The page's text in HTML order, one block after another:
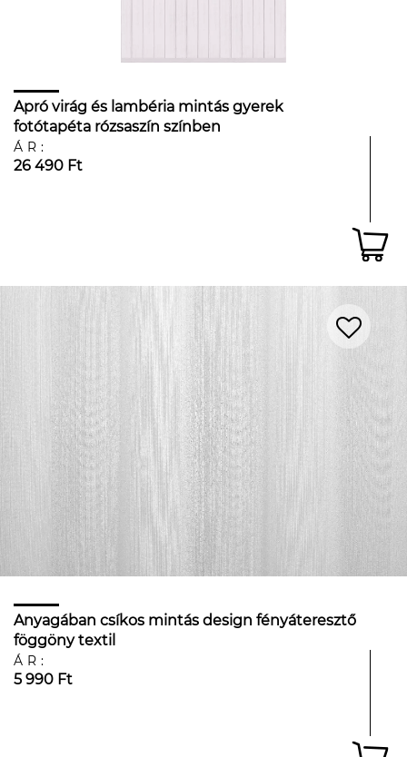
Apró virág és lambéria mintás gyerek
fotótapéta rózsaszín színben
ÁR:
26 490 Ft
Anyagában csíkos mintás design fényáteresztő
föggöny textil
ÁR:
5 990 Ft